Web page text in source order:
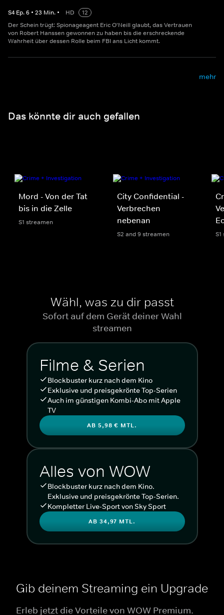
S4 Ep.6 • 23 Min. • HD
12
Der Schein trügt: Spionageagent Eric O'Neill glaubt, das Vertrauen
von Robert Hanssen gewonnen zu haben bis die erschreckende
Wahrheit über dessen Rolle beim FBI ans Licht kommt.
mehr
Das könnte dir auch gefallen
Mord - Von der Tat
bis in die Zelle
S1 streamen
City Confidential -
Verbrechen
nebenan
S2 and 9 streamen
Wähl, was zu dir passt
Sofort auf dem Gerät deiner Wahl
streamen
Filme & Serien
Blockbuster kurz nach dem Kino
Exklusive und preisgekrönte Top-Serien
Auch im günstigen Kombi-Abo mit Apple
TV
AB 5,98 € MTL.
Alles von WOW
Blockbuster kurz nach dem Kino.
Exklusive und preisgekrönte Top-Serien.
Kompletter Live-Sport von Sky Sport
AB 34,97 MTL.
Gib deinem Streaming ein Upgrade
Erleb jetzt die Vorteile von WOW Premium.